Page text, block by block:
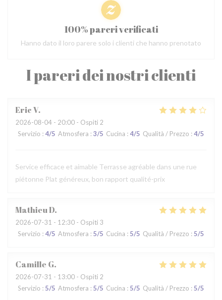
I pareri dei nostri clienti
EricV
2026-08-04 - 20:00 - Ospiti 2
Servizio : 4/5 Atmosfera : 3/5 Cucina : 4/5 Qualità / Prezzo : 4/5
Service efficace et aimable Terrasse agréable dans une rue
piétonne Plat généreux, bon rapport qualité-prix
MathieuD
2026-07-31 - 12:30 - Ospiti 3
Servizio : 4/5 Atmosfera : 5/5 Cucina : 5/5 Qualità / Prezzo : 5/5
Camille G
2026-07-31 - 13:00 - Ospiti 2
Servizio : 5/5 Atmosfera : 5/5 Cucina : 5/5 Qualità / Prezzo : 5/5
100% pareri verificati
Hanno dato il loro parere solo i clienti che hanno prenotato